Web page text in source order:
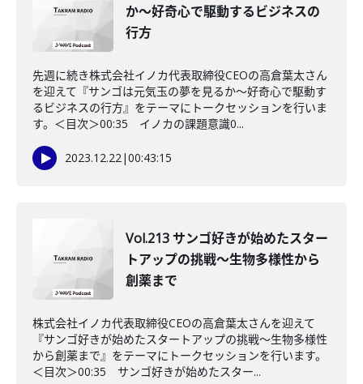
か〜好奇心で駆動するビジネスの
行方
先週に続き株式会社イノカ代表取締役CEOの高倉葉太さん
を迎えて『サンゴは元気玉の夢を見るか〜好奇心で駆動す
るビジネスの行方』をテーマにトークセッションを行いま
す。＜目次＞00:35 イノカの課題意識0...
2023.12.22|00:43:15
Vol.213 サンゴ好きが始めたスター
トアップの挑戦〜生物多様性から
創薬まで
株式会社イノカ代表取締役CEOの高倉葉太さんを迎えて
『サンゴ好きが始めたスタートアップの挑戦〜生物多様性
から創薬まで』をテーマにトークセッションを行います。
＜目次＞00:35 サンゴ好きが始めたスター...